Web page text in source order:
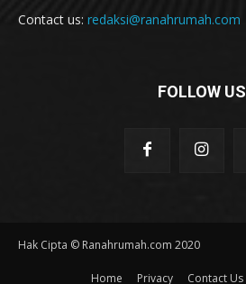
Contact us: redaksi@ranahrumah.com
FOLLOW US
Hak Cipta © Ranahrumah.com 2020
Home Privacy Contact Us